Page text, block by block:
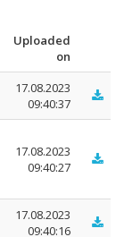
Uploaded
on
17.08.2023
09:40:37
17.08.2023
09:40:27
17.08.2023
09:40:16